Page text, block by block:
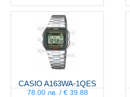
CASIO A163WA-1QES
78.00 лв. / € 39.88